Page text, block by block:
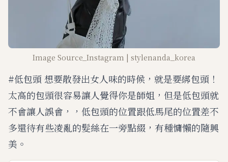
Image Source_Instagram | stylenanda_korea
#低包頭 想要散發出女人味的時候，就是要綁包頭！
太高的包頭很容易讓人覺得你是師姐，但是低包頭就
不會讓人誤會，，低包頭的位置跟低馬尾的位置差不
多還待有些凌亂的髮絲在一旁點綴，有種慵懶的隨興
美。